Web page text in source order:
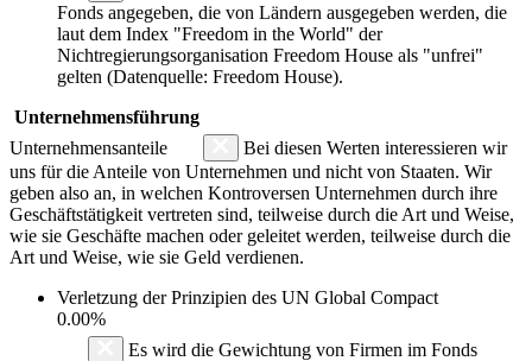
Fonds angegeben, die von Ländern ausgegeben werden, die
laut dem Index "Freedom in the World" der
Nichtregierungsorganisation Freedom House als "unfrei"
gelten (Datenquelle: Freedom House).
Unternehmensführung
Unternehmensanteile
Bei diesen Werten interessieren wir
uns für die Anteile von Unternehmen und nicht von Staaten. Wir
geben also an, in welchen Kontroversen Unternehmen durch ihre
Geschäftstätigkeit vertreten sind, teilweise durch die Art und Weise,
wie sie Geschäfte machen oder geleitet werden, teilweise durch die
Art und Weise, wie sie Geld verdienen.
Verletzung der Prinzipien des UN Global Compact
0.00%
Es wird die Gewichtung von Firmen im Fonds